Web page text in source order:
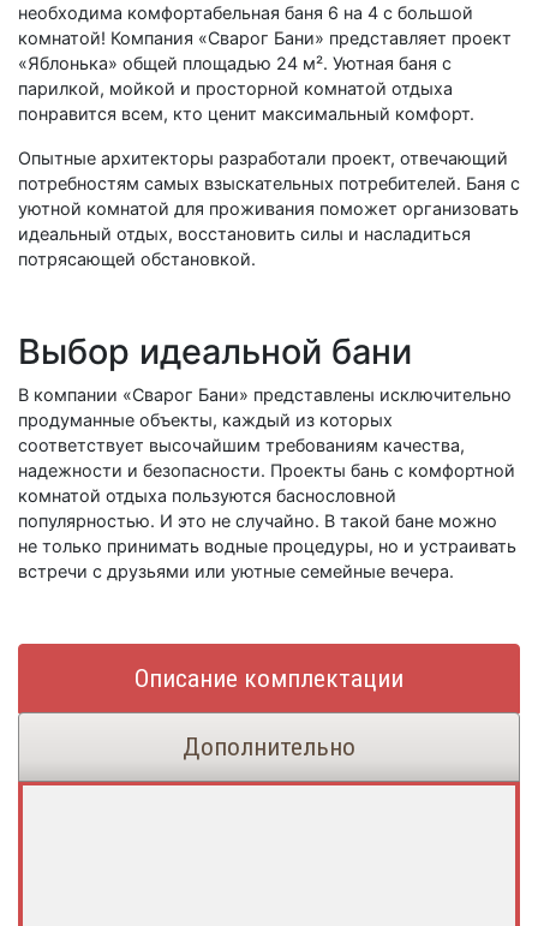
необходима комфортабельная баня 6 на 4 с большой
комнатой! Компания «Сварог Бани» представляет проект
«Яблонька» общей площадью 24 м². Уютная баня с
парилкой, мойкой и просторной комнатой отдыха
понравится всем, кто ценит максимальный комфорт.
Опытные архитекторы разработали проект, отвечающий
потребностям самых взыскательных потребителей. Баня с
уютной комнатой для проживания поможет организовать
идеальный отдых, восстановить силы и насладиться
потрясающей обстановкой.
Выбор идеальной бани
В компании «Сварог Бани» представлены исключительно
продуманные объекты, каждый из которых
соответствует высочайшим требованиям качества,
надежности и безопасности. Проекты бань с комфортной
комнатой отдыха пользуются баснословной
популярностью. И это не случайно. В такой бане можно
не только принимать водные процедуры, но и устраивать
встречи с друзьями или уютные семейные вечера.
Описание комплектации
Дополнительно